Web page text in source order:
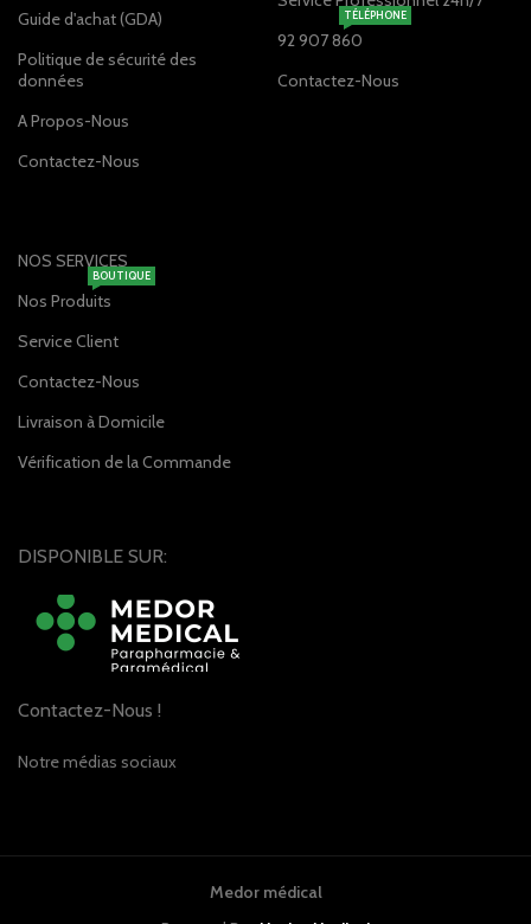
Guide d'achat (GDA)
Politique de sécurité des
données
A Propos-Nous
Contactez-Nous
92 907 860
TÉLÉPHONE
Contactez-Nous
NOS SERVICES
Nos Produits
BOUTIQUE
Service Client
Contactez-Nous
Livraison à Domicile
Vérification de la Commande
DISPONIBLE SUR:
Contactez-Nous !
Notre médias sociaux
Medor médical